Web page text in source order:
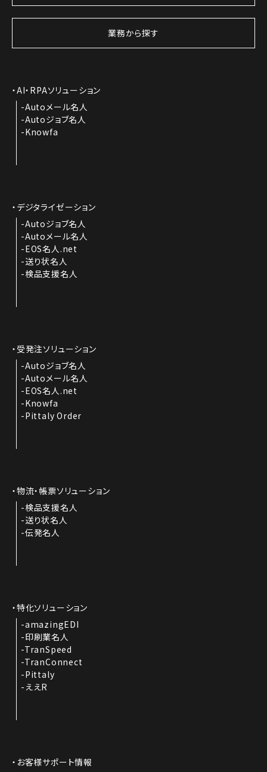
業務から探す
AI・RPAソリューション
Autoメール名人
Autoジョブ名人
Knowfa
デジタライゼーション
Autoジョブ名人
Autoメール名人
EOS名人.net
送り状名人
検品支援名人
受発注ソリューション
Autoジョブ名人
Autoメール名人
EOS名人.net
Knowfa
Pittaly Order
物流・帳票ソリューション
検品支援名人
送り状名人
伝発名人
特化ソリューション
amazingEDI
印刷業名人
TranSpeed
TranConnect
Pittaly
ええR
お客様サポート情報